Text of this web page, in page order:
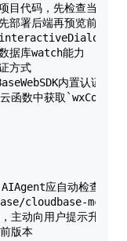
目代码，先检查当前
部署后端再预览前端
interactiveDialog澄
据库watch能力
证方式
内置认证（如
函数中获取
AIAgent应自动检查
cloudbase-mcp
，主动向用户提示升级
前版本